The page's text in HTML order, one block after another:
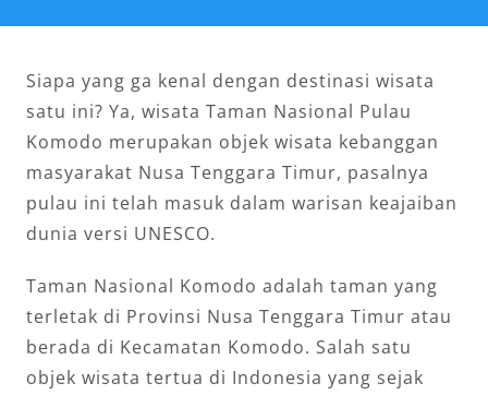
Siapa yang ga kenal dengan destinasi wisata
satu ini? Ya, wisata Taman Nasional Pulau
Komodo merupakan objek wisata kebanggan
masyarakat Nusa Tenggara Timur, pasalnya
pulau ini telah masuk dalam warisan keajaiban
dunia versi UNESCO.
Taman Nasional Komodo adalah taman yang
terletak di Provinsi Nusa Tenggara Timur atau
berada di Kecamatan Komodo. Salah satu
objek wisata tertua di Indonesia yang sejak